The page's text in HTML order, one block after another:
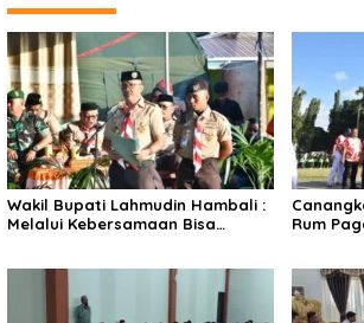
Wakil Bupati Lahmudin Hambali :
Melalui Kebersamaan Bisa
Rum